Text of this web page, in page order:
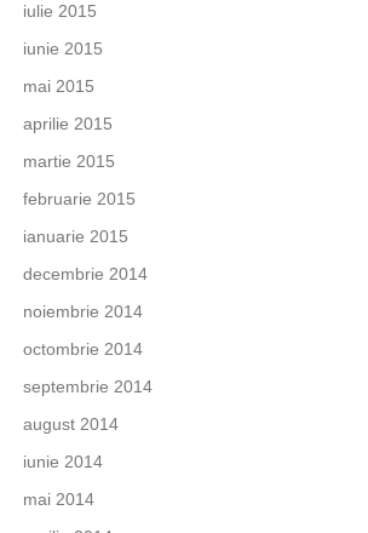
iulie 2015
iunie 2015
mai 2015
aprilie 2015
martie 2015
februarie 2015
ianuarie 2015
decembrie 2014
noiembrie 2014
octombrie 2014
septembrie 2014
august 2014
iunie 2014
mai 2014